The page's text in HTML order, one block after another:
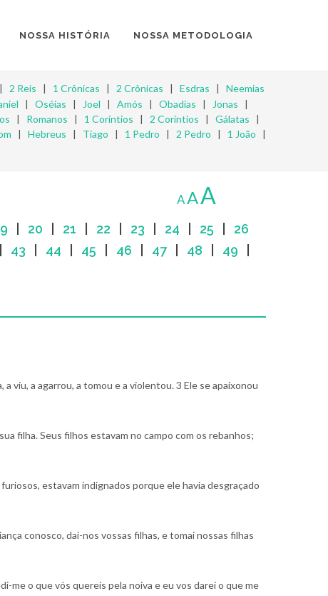
NOSSA HISTÓRIA NOSSA METODOLOGIA
2 Reis | 1 Crônicas | 2 Crônicas | Esdras | Neemias
| Oséias | Joel | Amós | Obadias | Jonas |
| Romanos | 1 Coríntios | 2 Coríntios | Gálatas |
| Hebreus | Tiago | 1 Pedro | 2 Pedro | 1 João |
AAA
20 21 22 23 24 25
26
43 44 45 46 47| 48 49
a viu, a agarrou, a tomou e a violentou.3 Ele se apaixonou
filha. Seus filhos estavam no campo com os rebanhos;
estavam indignados porque ele havia desgraçado
conosco, dai-nos vossas filhas, e tomai nossas filhas
me o que vós quereis pela noiva e eu vos darei o que me